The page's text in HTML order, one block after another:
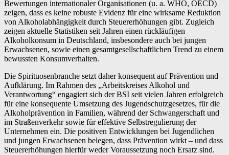
Bewertungen internationaler Organisationen (u. a. WHO, OECD)
zeigen, dass es keine robuste Evidenz für eine wirksame Reduktion
von Alkoholabhängigkeit durch Steuererhöhungen gibt. Zugleich
zeigen aktuelle Statistiken seit Jahren einen rückläufigen
Alkoholkonsum in Deutschland, insbesondere auch bei jungen
Erwachsenen, sowie einen gesamtgesellschaftlichen Trend zu einem
bewussten Konsumverhalten.
Die Spirituosenbranche setzt daher konsequent auf Prävention und
Aufklärung. Im Rahmen des „Arbeitskreises Alkohol und
Verantwortung“ engagiert sich der BSI seit vielen Jahren erfolgreich
für eine konsequente Umsetzung des Jugendschutzgesetzes, für die
Alkoholprävention in Familien, während der Schwangerschaft und
im Straßenverkehr sowie für effektive Selbstregulierung der
Unternehmen ein. Die positiven Entwicklungen bei Jugendlichen
und jungen Erwachsenen belegen, dass Prävention wirkt – und dass
Steuererhöhungen hierfür weder Voraussetzung noch Ersatz sind.